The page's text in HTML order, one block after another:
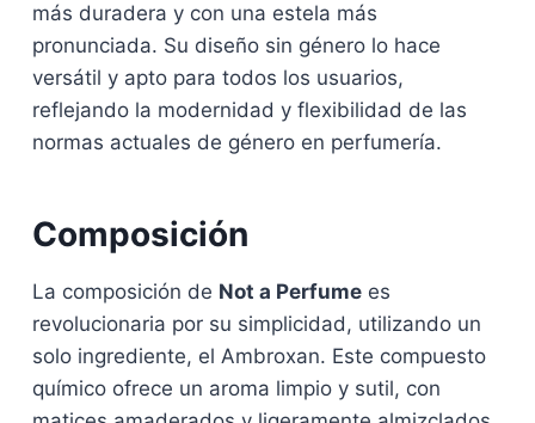
más duradera y con una estela más
pronunciada. Su diseño sin género lo hace
versátil y apto para todos los usuarios,
reflejando la modernidad y flexibilidad de las
normas actuales de género en perfumería.
Composición
La composición de Not a Perfume es
revolucionaria por su simplicidad, utilizando un
solo ingrediente, el Ambroxan. Este compuesto
químico ofrece un aroma limpio y sutil, con